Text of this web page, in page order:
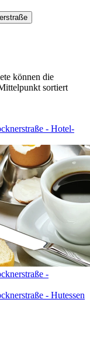
können die
sortiert